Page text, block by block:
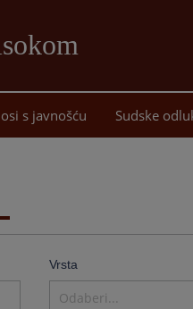
sadržaj
s javnošću Sudske
Vrsta
Odaberi...